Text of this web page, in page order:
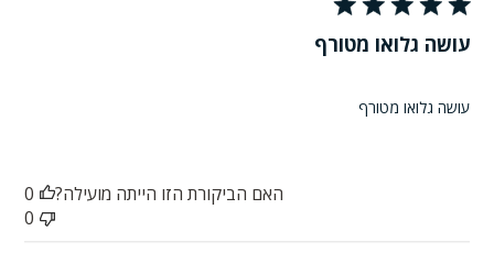
עושה גלואו מטורף
עושה גלואו מטורף
האם הביקורת הזו הייתה מועילה?
0
0